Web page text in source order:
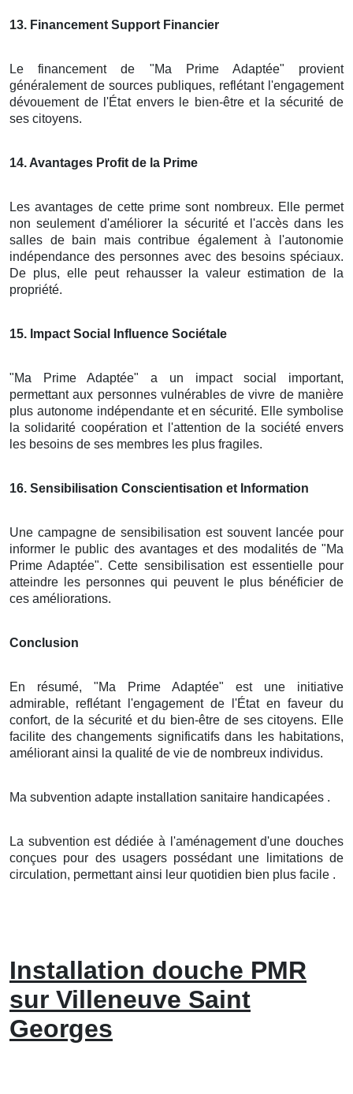
13. Financement Support Financier
Le financement de "Ma Prime Adaptée" provient
généralement de sources publiques, reflétant l'engagement
dévouement de l'État envers le bien-être et la sécurité de
ses citoyens.
14. Avantages Profit de la Prime
Les avantages de cette prime sont nombreux. Elle permet
non seulement d'améliorer la sécurité et l'accès dans les
salles de bain mais contribue également à l'autonomie
indépendance des personnes avec des besoins spéciaux.
De plus, elle peut rehausser la valeur estimation de la
propriété.
15. Impact Social Influence Sociétale
"Ma Prime Adaptée" a un impact social important,
permettant aux personnes vulnérables de vivre de manière
plus autonome indépendante et en sécurité. Elle symbolise
la solidarité coopération et l'attention de la société envers
les besoins de ses membres les plus fragiles.
16. Sensibilisation Conscientisation et Information
Une campagne de sensibilisation est souvent lancée pour
informer le public des avantages et des modalités de "Ma
Prime Adaptée". Cette sensibilisation est essentielle pour
atteindre les personnes qui peuvent le plus bénéficier de
ces améliorations.
Conclusion
En résumé, "Ma Prime Adaptée" est une initiative
admirable, reflétant l'engagement de l'État en faveur du
confort, de la sécurité et du bien-être de ses citoyens. Elle
facilite des changements significatifs dans les habitations,
améliorant ainsi la qualité de vie de nombreux individus.
Ma subvention adapte installation sanitaire handicapées .
La subvention est dédiée à l'aménagement d'une douches
conçues pour des usagers possédant une limitations de
circulation, permettant ainsi leur quotidien bien plus facile .
Installation douche PMR
sur Villeneuve Saint
Georges